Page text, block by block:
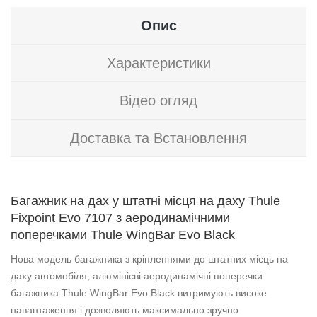
Опис
Характеристики
Відео огляд
Доставка та Встановлення
Багажник на дах у штатні місця на даху Thule
Fixpoint Evo 7107 з аеродинамічними
поперечками Thule WingBar Evo Black
Нова модель багажника з кріпленнями до штатних місць на
даху автомобіля, алюмінієві аеродинамічні поперечки
багажника Thule WingBar Evo Black витримують високе
навантаження і дозволяють максимально зручно